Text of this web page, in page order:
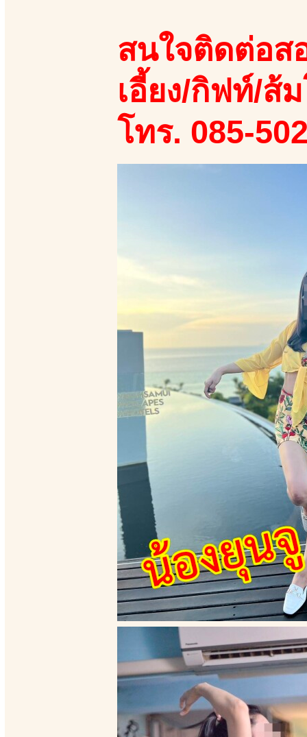
สนใจติดต่อส
เอี้ยง/กิฟท์/ส้
โทร. 085-